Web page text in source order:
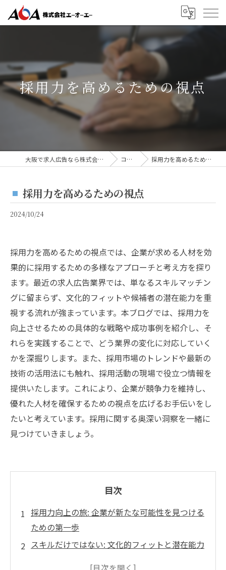
採用力を高めるための視点
大阪で求人広告なら株式会社AOA コラム 採用力を高めるための視点
採用力を高めるための視点
2024/10/24
採用力を高めるための視点では、企業が求める人材を効
果的に採用するための多様なアプローチと考え方を探り
ます。最近の求人広告業界では、単なるスキルマッチン
グに留まらず、文化的フィットや候補者の潜在能力を重
視する流れが強まっています。本ブログでは、採用力を
向上させるための具体的な戦略や成功事例を紹介し、そ
れらを実践することで、どう業界の変化に対応していく
かを深掘りします。また、採用市場のトレンドや最新の
技術の活用法にも触れ、採用活動の現場で役立つ情報を
提供いたします。これにより、企業が競争力を維持し、
優れた人材を確保するための視点を広げるお手伝いをし
たいと考えています。採用に関する奥深い洞察を一緒に
見つけていきましょう。
目次
採用力向上の旅: 企業が新たな可能性を見つける
ための第一歩
スキルだけではない: 文化的フィットと潜在能力